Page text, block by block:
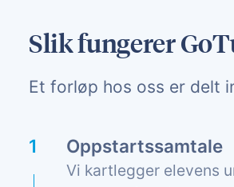
Slik fungerer
Et forløp hos oss er delt
Oppstartssamtale
Vi kartlegger elevens